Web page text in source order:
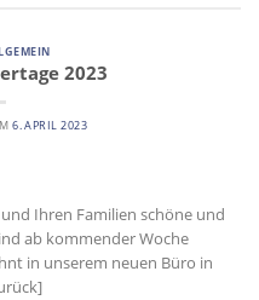
2023
6. APRIL 2023
Ihren Familien schöne und
ab kommender Woche
in unserem neuen Büro in